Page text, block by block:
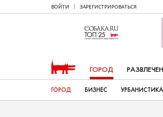
ВОЙТИ ЗАРЕГИСТРИРОВАТЬСЯ
ГОРОД
ГОРОД БИЗНЕС УРБАНИСТИКА